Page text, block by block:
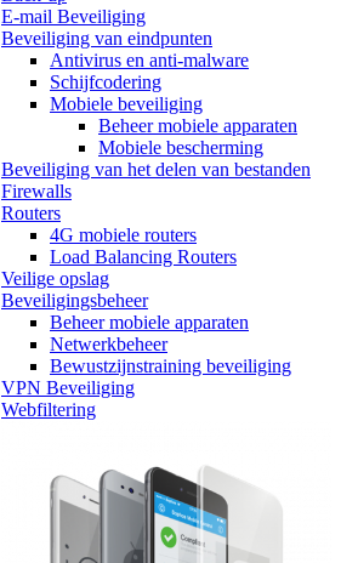
E-mail Beveiliging
Beveiliging van eindpunten
Antivirus en anti-malware
Schijfcodering
Mobiele beveiliging
Beheer mobiele apparaten
Mobiele bescherming
Beveiliging van het delen van bestanden
Firewalls
Routers
4G mobiele routers
Load Balancing Routers
Veilige opslag
Beveiligingsbeheer
Beheer mobiele apparaten
Netwerkbeheer
Bewustzijnstraining beveiliging
VPN Beveiliging
Webfiltering